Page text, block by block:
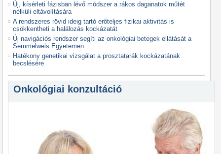
Új, kísérleti fázisban lévő módszer a rákos daganatok műtét
nélküli eltávolítására
A rendszeres rövid ideig tartó erőteljes fizikai aktivitás is
csökkentheti a halálozás kockázatát
Új navigációs rendszer segíti az onkológiai betegek ellátását a
Semmelweis Egyetemen
Hatékony genetikai vizsgálat a prosztatarák kockázatának
becslésére
Onkológiai konzultáció